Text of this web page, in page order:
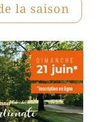
la saison